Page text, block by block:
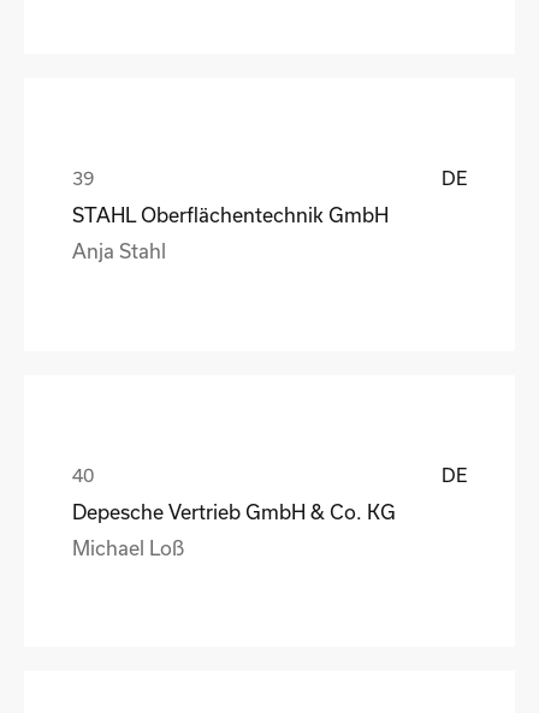
DE
STAHL Oberflächentechnik GmbH
Anja Stahl
DE
Depesche Vertrieb GmbH & Co. KG
Michael Loß